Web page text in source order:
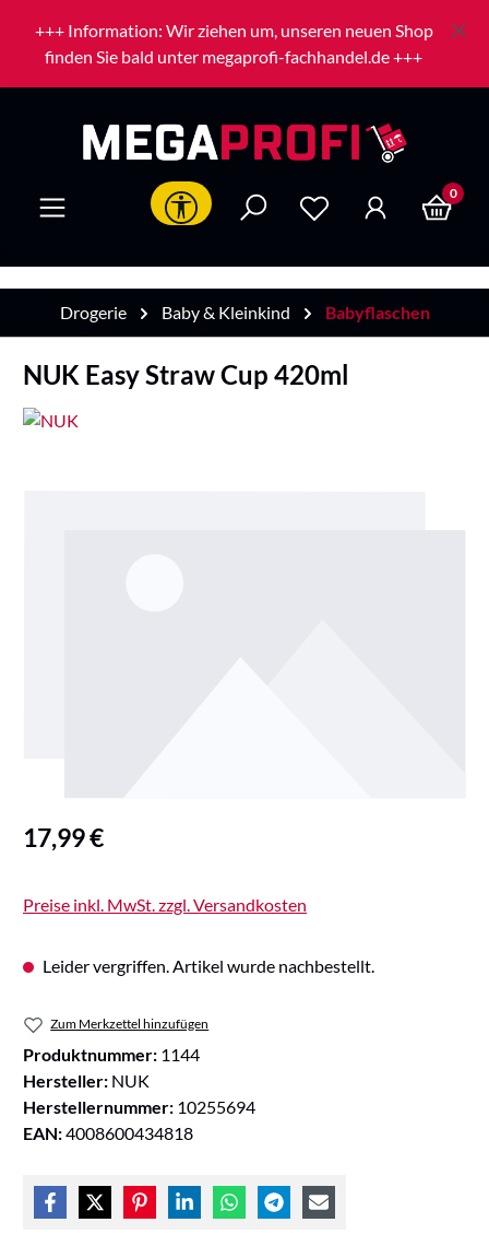
Zum Hauptinhalt springen
+++ Information: Wir ziehen um, unseren neuen Shop
finden Sie bald unter megaprofi-fachhandel.de +++
Werkzeugleiste anzeigen 0
Drogerie Baby & Kleinkind Babyflaschen
NUK Easy Straw Cup 420ml
Regulärer Preis:
17,99 €
Preise inkl. MwSt. zzgl. Versandkosten
Leider vergriffen. Artikel wurde nachbestellt.
Zum Merkzettel hinzufügen
Produktnummer: 1144
Hersteller: NUK
Herstellernummer: 10255694
EAN:4008600434818